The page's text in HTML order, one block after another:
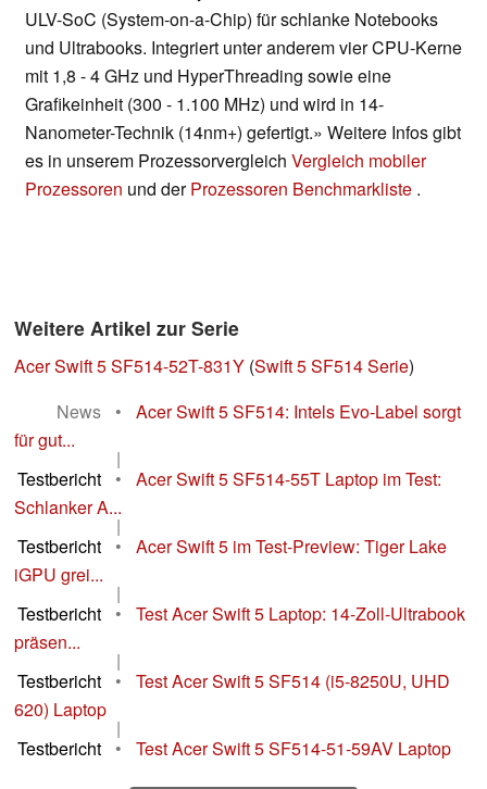
ULV-SoC (System-on-a-Chip) für schlanke Notebooks
und Ultrabooks. Integriert unter anderem vier CPU-Kerne
mit 1,8 - 4 GHz und HyperThreading sowie eine
Grafikeinheit (300 - 1.100 MHz) und wird in 14-
Nanometer-Technik (14nm+) gefertigt.» Weitere Infos gibt
es in unserem Prozessorvergleich Vergleich mobiler
Prozessoren und derProzessoren Benchmarkliste .
Weitere Artikel zur Serie
Acer Swift 5 SF514-52T-831Y (Swift 5 SF514 Serie)
News
•
Acer Swift 5 SF514: Intels Evo-Label sorgt
für gut...
|
Testbericht
•
Acer Swift 5 SF514-55T Laptop im Test:
Schlanker A...
|
Testbericht
•
Acer Swift 5 im Test-Preview: Tiger Lake
iGPU grei...
|
Testbericht
•
Test Acer Swift 5 Laptop: 14-Zoll-Ultrabook
präsen...
|
Testbericht
•
Test Acer Swift 5 SF514 (i5-8250U, UHD
620) Laptop
|
Testbericht
• Test Acer Swift 5 SF514-51-59AV Laptop